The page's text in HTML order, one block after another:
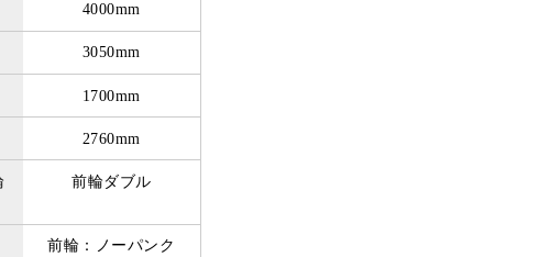
4000mm
3050mm
1700mm
2760mm
前輪ダブル
前輪：ノーパンク